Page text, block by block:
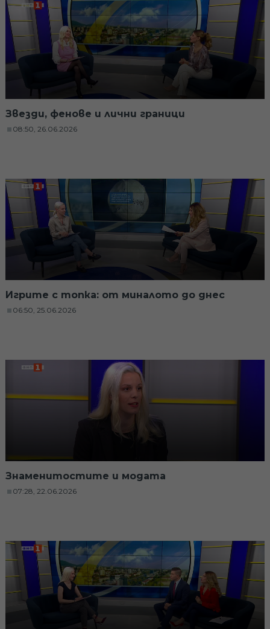
Звезди, фенове и лични граници
08:50, 26.06.2026
Игрите с топка: от миналото до днес
06:50, 25.06.2026
Знаменитостите и модата
07:28, 22.06.2026